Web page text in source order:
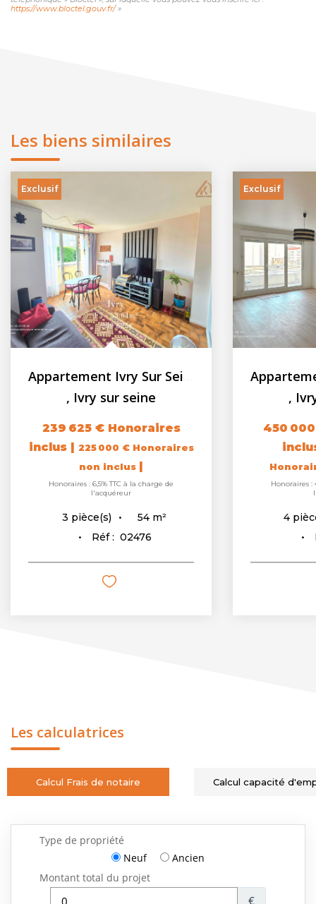
https://www.bloctel.gouv.fr/»
Les biens similaires
Exclusif
, Ivry sur seine
239 625 € Honoraires
inclus | 225 000 € Honoraires
non inclus |
Honoraires : 6,5% TTC à la charge de
l'acquéreur
3 pièce(s) 54 m²
Réf : 02476
Exclusif
,
450
Honoraires :
4
Les calculatrices
Calcul Frais de notaire Calcul capacité